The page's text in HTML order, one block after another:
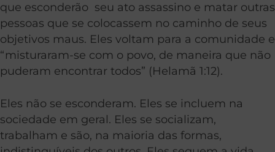
que esconderão seu ato assassino e matar outras
pessoas que se colocassem no caminho de seus
objetivos maus. Eles voltam para a comunidade e
“misturaram-se com o povo, de maneira que não
puderam encontrar todos” (Helamã 1:12).
Eles não se esconderam. Eles se incluem na
sociedade em geral. Eles se socializam,
trabalham e são, na maioria das formas,